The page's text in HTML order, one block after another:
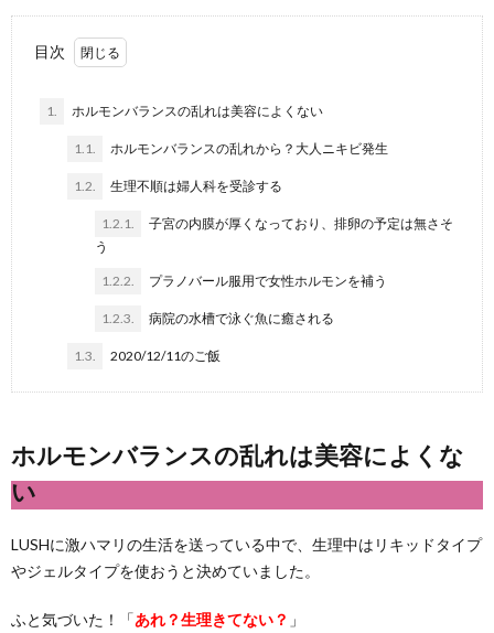
目次
1. ホルモンバランスの乱れは美容によくない
1.1. ホルモンバランスの乱れから？大人ニキビ発生
1.2. 生理不順は婦人科を受診する
1.2.1.
子宮の内膜が厚くなっており、排卵の予定は無さそ
う
1.2.2. プラノバール服用で女性ホルモンを補う
1.2.3. 病院の水槽で泳ぐ魚に癒される
1.3. 2020/12/11のご飯
ホルモンバランスの乱れは美容によくな
い
LUSHに激ハマリの生活を送っている中で、生理中はリキッドタイプ
やジェルタイプを使おうと決めていました。
ふと気づいた！「あれ？生理きてない？ 」